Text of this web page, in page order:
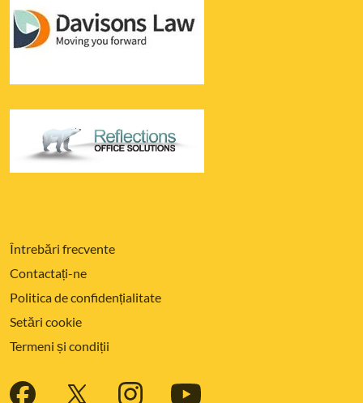
Întrebări frecvente
Contactați-ne
Politica de confidențialitate
Setări cookie
Termeni și condiții